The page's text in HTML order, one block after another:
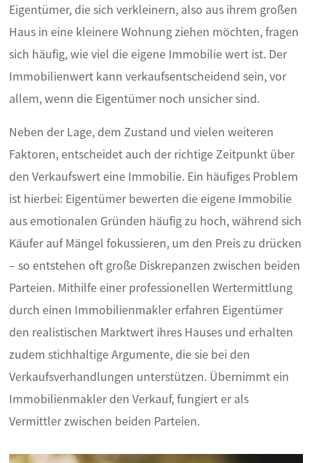
Eigentümer, die sich verkleinern, also aus ihrem großen
Haus in eine kleinere Wohnung ziehen möchten, fragen
sich häufig, wie viel die eigene Immobilie wert ist. Der
Immobilienwert kann verkaufsentscheidend sein, vor
allem, wenn die Eigentümer noch unsicher sind.
Neben der Lage, dem Zustand und vielen weiteren
Faktoren, entscheidet auch der richtige Zeitpunkt über
den Verkaufswert eine Immobilie. Ein häufiges Problem
ist hierbei: Eigentümer bewerten die eigene Immobilie
aus emotionalen Gründen häufig zu hoch, während sich
Käufer auf Mängel fokussieren, um den Preis zu drücken
– so entstehen oft große Diskrepanzen zwischen beiden
Parteien. Mithilfe einer professionellen Wertermittlung
durch einen Immobilienmakler erfahren Eigentümer
den realistischen Marktwert ihres Hauses und erhalten
zudem stichhaltige Argumente, die sie bei den
Verkaufsverhandlungen unterstützen. Übernimmt ein
Immobilienmakler den Verkauf, fungiert er als
Vermittler zwischen beiden Parteien.